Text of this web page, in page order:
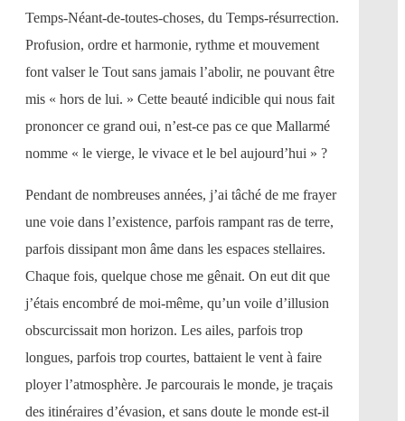
Temps-Néant-de-toutes-choses, du Temps-résurrection.
Profusion, ordre et harmonie, rythme et mouvement
font valser le Tout sans jamais l’abolir, ne pouvant être
mis « hors de lui. » Cette beauté indicible qui nous fait
prononcer ce grand oui, n’est-ce pas ce que Mallarmé
nomme « le vierge, le vivace et le bel aujourd’hui » ?
Pendant de nombreuses années, j’ai tâché de me frayer
une voie dans l’existence, parfois rampant ras de terre,
parfois dissipant mon âme dans les espaces stellaires.
Chaque fois, quelque chose me gênait. On eut dit que
j’étais encombré de moi-même, qu’un voile d’illusion
obscurcissait mon horizon. Les ailes, parfois trop
longues, parfois trop courtes, battaient le vent à faire
ployer l’atmosphère. Je parcourais le monde, je traçais
des itinéraires d’évasion, et sans doute le monde est-il